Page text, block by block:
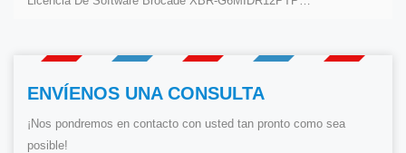
ENVÍENOS UNA CONSULTA
¡Nos pondremos en contacto con usted tan pronto como sea
posible!